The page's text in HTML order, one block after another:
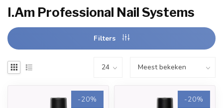
I.Am Professional Nail Systems
Filters
-20% -20%